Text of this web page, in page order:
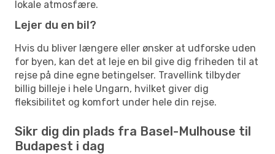
lokale atmosfære.
Lejer du en bil?
Hvis du bliver længere eller ønsker at udforske uden
for byen, kan det at leje en bil give dig friheden til at
rejse på dine egne betingelser. Travellink tilbyder
billig billeje i hele Ungarn, hvilket giver dig
fleksibilitet og komfort under hele din rejse.
Sikr dig din plads fra Basel-Mulhouse til
Budapest i dag